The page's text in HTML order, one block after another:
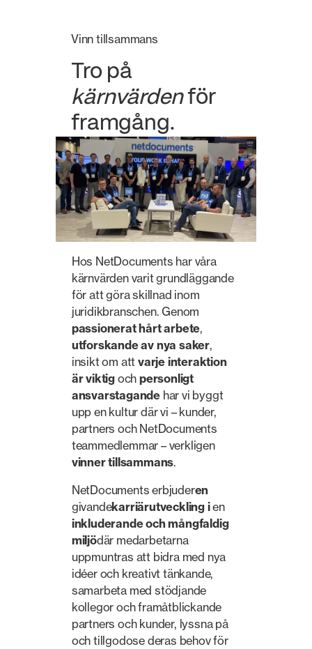
Vinn tillsammans
Tro på
kärnvärdenför
framgång.
Hos NetDocuments har våra
kärnvärden varit grundläggande
för att göra skillnad inom
juridikbranschen. Genom
passionerat hårt arbete,
utforskande av nya saker,
insikt om att varje interaktion
är viktigoch personligt
ansvarstagandehar vi byggt
upp en kultur där vi – kunder,
partners och NetDocuments
teammedlemmar – verkligen
vinner tillsammans.
NetDocuments erbjuderen
givandekarriärutveckling ien
inkluderande och mångfaldig
miljödär medarbetarna
uppmuntras att bidra med nya
idéer och kreativt tänkande,
samarbeta med stödjande
kollegor och framåtblickande
partners och kunder, lyssna på
och tillgodose deras behov för